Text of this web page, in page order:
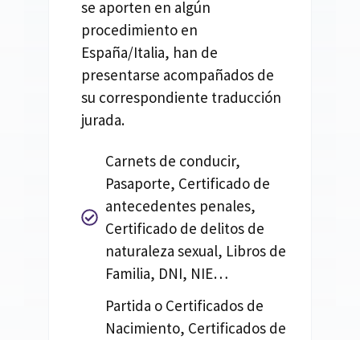
se aporten en algún
procedimiento en
España/Italia, han de
presentarse acompañados de
su correspondiente traducción
jurada.
Carnets de conducir,
Pasaporte, Certificado de
antecedentes penales,
Certificado de delitos de
naturaleza sexual, Libros de
Familia, DNI, NIE…
Partida o Certificados de
Nacimiento, Certificados de